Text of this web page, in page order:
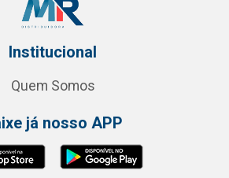
Institucional
Quem Somos
já nosso APP